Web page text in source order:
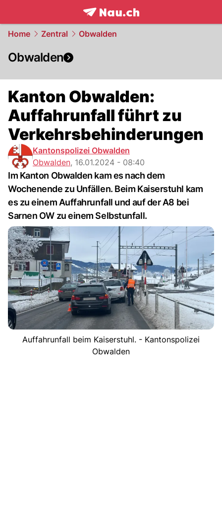
frontpage.NAU.ch
Home Zentral Obwalden
Obwalden
Kanton Obwalden:
Auffahrunfall führt zu
Verkehrsbehinderungen
Kantonspolizei Obwalden
Obwalden, 16.01.2024 - 08:40
Im Kanton Obwalden kam es nach dem
Wochenende zu Unfällen. Beim Kaiserstuhl kam
es zu einem Auffahrunfall und auf der A8 bei
Sarnen OW zu einem Selbstunfall.
Auffahrunfall beim Kaiserstuhl. - Kantonspolizei
Obwalden